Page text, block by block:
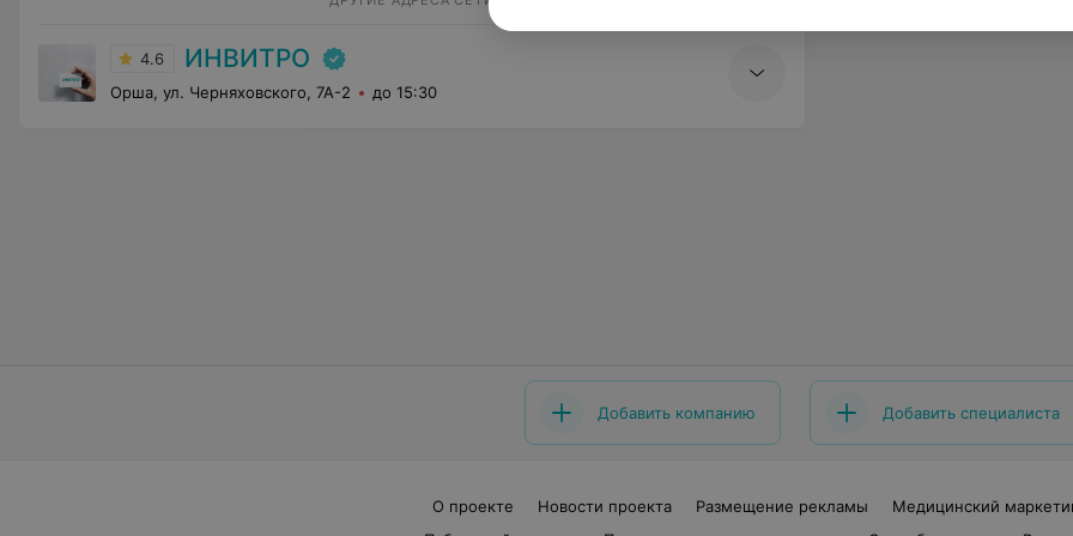
4.6 ИНВИТРО
Орша, ул. Черняховского, 7А-2 до 15:30
Добавить компанию Добавить специалиста
О проекте Новости проекта Размещение рекламы
Медицинский